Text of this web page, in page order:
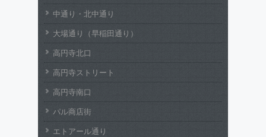
中通り・北中通り
大場通り（早稲田通り）
高円寺北口
高円寺ストリート
高円寺南口
パル商店街
エトアール通り